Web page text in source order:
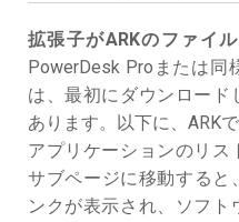
拡張子がARKのファイ
PowerDesk Proまたは同
は、最初にダウンロー
あります。以下に、ARK
アプリケーションのリ
サブページに移動すると
ンクが表示され、ソフ